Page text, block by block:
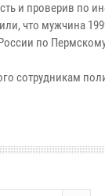
и проверив по
что мужчина
по
сотрудникам